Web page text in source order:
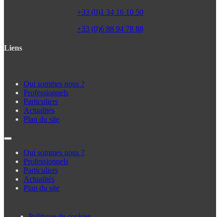
+33 (0)1 34 16 10 50
+33 (0)6 88 94 78 88
Liens
Qui sommes nous ?
Professionnels
Particuliers
Actualités
Plan du site
Qui sommes nous ?
Professionnels
Particuliers
Actualités
Plan du site